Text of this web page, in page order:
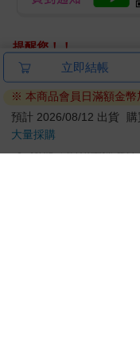
提醒您！！
金石堂及銀行均不會請
ATM提款機，請不要聽
退換貨須知：
**提醒您，鑑賞期不等
依據「消費者保護
立即結帳
※ 本商品會員日滿額金幣
預計 2026/08/12 出貨
大量採購